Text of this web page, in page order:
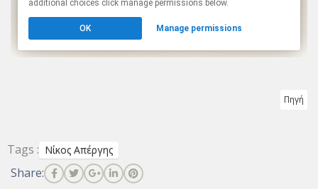
Πηγή
Tags : Νίκος Απέργης
Share: